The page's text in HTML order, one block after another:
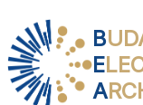
B
E
A